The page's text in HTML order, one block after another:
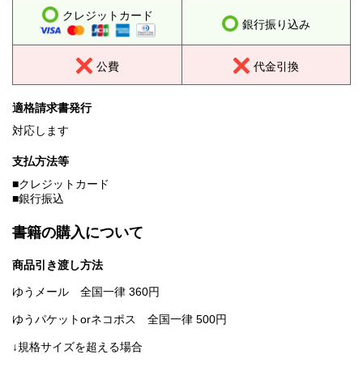
クレジットカード
銀行振り込み
公費 代金引換
適格請求書発行
対応します
支払方法等
■クレジットカード
■銀行振込
書籍の購入について
商品引き渡し方法
ゆうメール 全国一律 360円
ゆうパケットorネコポス 全国一律 500円
↓規格サイズを超える場合